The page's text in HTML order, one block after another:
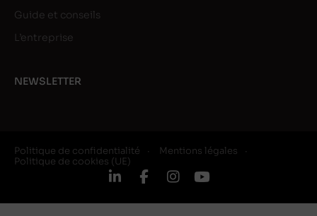
Guide et conseils
L’entreprise
NEWSLETTER
Politique de confidentialité
Mentions légales
Politique de cookies (UE)